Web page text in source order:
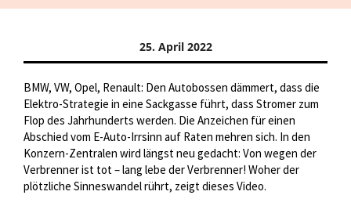
25. April 2022
BMW, VW, Opel, Renault: Den Autobossen dämmert, dass die
Elektro-Strategie in eine Sackgasse führt, dass Stromer zum
Flop des Jahrhunderts werden. Die Anzeichen für einen
Abschied vom E-Auto-Irrsinn auf Raten mehren sich. In den
Konzern-Zentralen wird längst neu gedacht: Von wegen der
Verbrenner ist tot – lang lebe der Verbrenner! Woher der
plötzliche Sinneswandel rührt, zeigt dieses Video.